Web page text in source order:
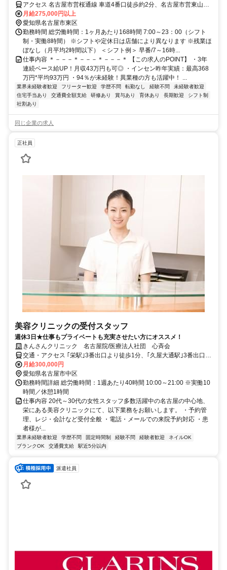
アクセス 名古屋市営桜通線 車道4番口徒歩約2分、名古屋市営東山線
千種1番口徒歩約9分、ＪＲ中央本線 千種1番口徒歩約9分 車道駅4番
出口徒歩2分
月給275,000円以上
愛知県名古屋市東区
勤務時間 総労働時間：1ヶ月あたり168時間 7:00～23：00（シフト
制・実働8時間） ※シフトや定休日は店舗により異なります ※残業ほ
ぼなし（月平均2時間以下） ＜シフト例＞ 早番/7～16時...
仕事内容 ＊－－－＊－－－＊－－－＊ 【この求人のPOINT】 ・3年
連続ベース給UP！月収43万円も可◎ ・インセン昨年実績：最高368
万円*平均93万円 ・94％が未経験！異業種の方も活躍中！ ...
業界未経験者歓迎 フリーター歓迎 学歴不問 転勤なし 経験不問
未経験者歓迎
住宅手当あり
交通費全額支給 研修あり 賞与あり 育休あり 長期歓迎
シフト制
社割あり
同じ企業の求人
正社員
美容クリニックの受付スタッフ
週休3日★仕事もプライベートも充実させたい方にオススメ！
きんさんクリニック 名古屋院/医療法人社団 心斉会
交通・アクセス ｢栄駅｣3番出口より徒歩1分、｢久屋大通駅｣3番出口よ
り徒歩4分、地下街｢セントラルパーク｣10A出口すぐ
月給300,000円
愛知県名古屋市中区
勤務時間詳細 総労働時間：1週あたり40時間 10:00～21:00 ※実働10
時間／休憩1時間
仕事内容 20代～30代の女性スタッフ多数活躍中の名古屋の中心地、
栄にある美容クリニックにて、以下業務をお願いします。 ・予約管
理、レジ・会計など受付全般 ・電話・メールでの来院予約対応 ・患
者様が...
業界未経験者歓迎 学歴不問 固定時間制 経験不問 経験者歓迎
ネイルOK
ブランクOK
交通費支給 駅近5分以内
派遣社員